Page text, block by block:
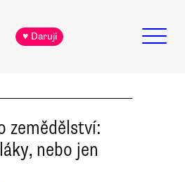
♥ Daruji
zemědělství:
nebo jen